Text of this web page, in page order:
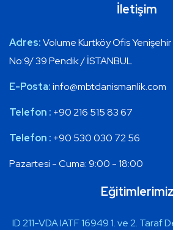
İletişim
Adres:Volume Kurtköy Ofis Yenişehir
No:9/ 39 Pendik / İSTANBUL
E-Posta:info@mbtdanismanlik.com
Telefon : +90 216 515 83 67
Telefon : +90 530 030 72 56
Pazartesi - Cuma: 9:00 - 18:00
Eğitimlerimiz
ID 211-VDA IATF 16949 1. ve 2. Taraf